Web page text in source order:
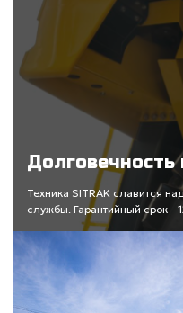
Долговечность
Техника SITRAK славится
службы. Гарантийный срок -